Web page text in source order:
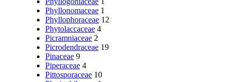
Phyllonomaceae 1
Phyllophoraceae 12
Phytolaccaceae 4
Picramniaceae 2
Picrodendraceae 19
Pinaceae 9
Piperaceae 4
Pittosporaceae 10